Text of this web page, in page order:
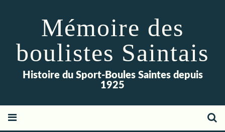
Mémoire des
boulistes Saintais
Histoire du Sport-Boules Saintes depuis
1925